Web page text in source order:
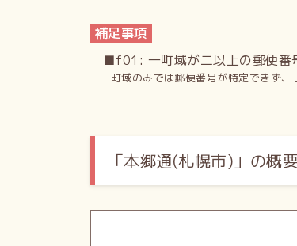
補足事項
■f01: 一町域が二以上の郵便番
町域のみでは郵便番号が特定できず、
「本郷通(札幌市)」の